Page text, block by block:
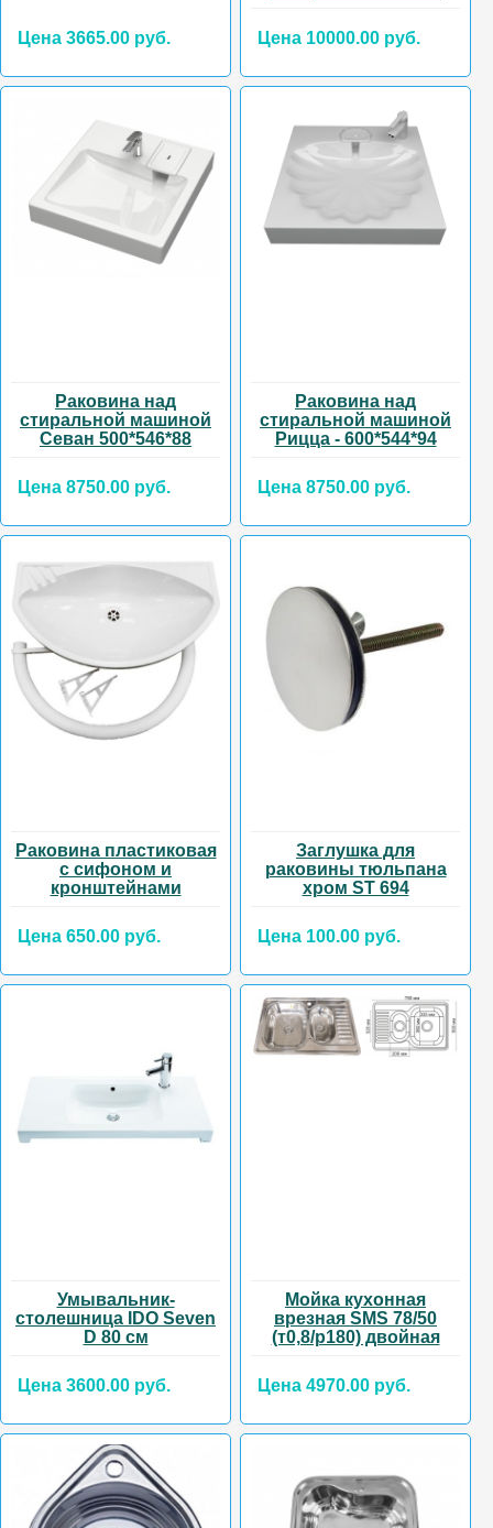
Цена 3665.00 руб. Цена 10000.00 руб.
Раковина над
стиральной машиной
Севан 500*546*88
Цена 8750.00 руб.
Раковина над
стиральной машиной
Рицца - 600*544*94
Цена 8750.00 руб.
Раковина пластиковая
с сифоном и
кронштейнами
Цена 650.00 руб.
Заглушка для
раковины тюльпана
хром ST 694
Цена 100.00 руб.
Умывальник-
столешница IDO Seven
D 80 см
Цена 3600.00 руб.
Мойка кухонная
врезная SMS 78/50
(т0,8/р180) двойная
Цена 4970.00 руб.